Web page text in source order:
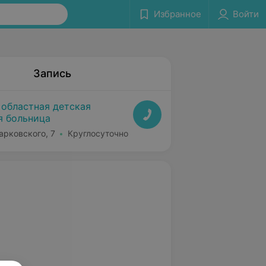
Избранное Войти
Запись
детская
больница
7 Круглосуточно